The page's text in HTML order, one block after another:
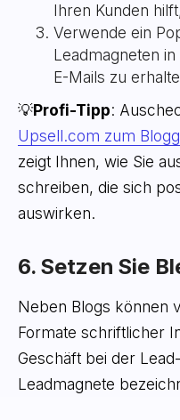
Ihren Kunden
Verwende ein
Leadmagneten
E-Mails zu
💡Profi-Tipp:
Upsell.com zum
zeigt Ihnen, wie Sie
schreiben, die sich
auswirken.
6. Setzen Sie
Neben Blogs können
Formate schriftlicher
Geschäft bei der
Leadmagnete